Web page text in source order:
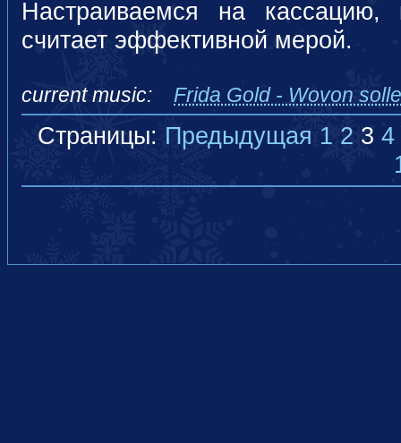
Настраиваемся на
считает эффективной мерой.
current music: Frida Gold - Wovon
Страницы: Предыдущая 1 2 3 4